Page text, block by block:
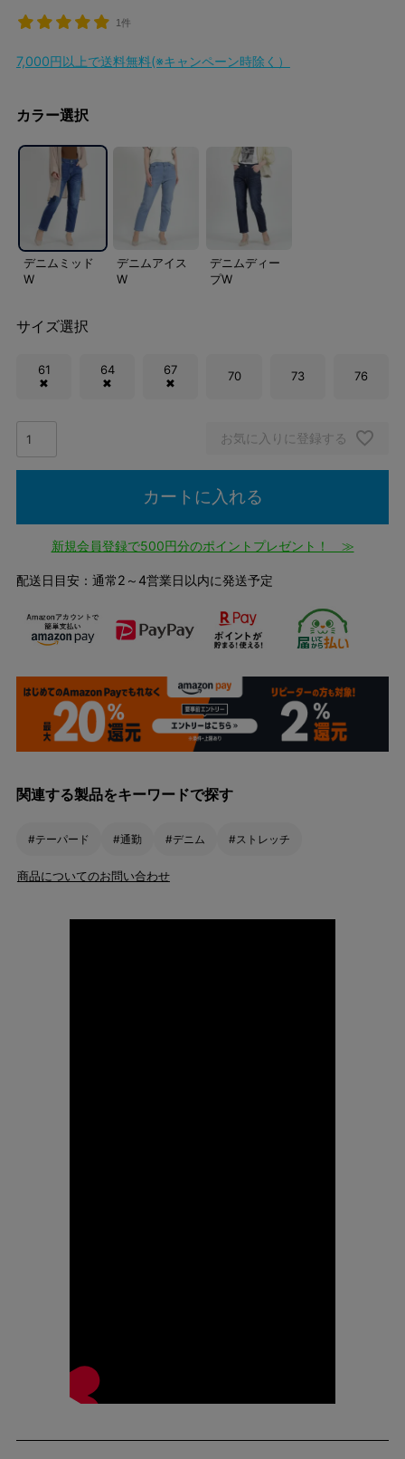
1件
7,000円以上で送料無料(※キャンペーン時除く）
カラー選択
デニムミッド
W
デニムアイス
W
デニムディー
プW
サイズ選択
61
✖
64
✖
67
✖
70 73 76
お気に入りに登録する
カートに入れる
新規会員登録で500円分のポイントプレゼント！ ≫
配送日目安：通常2～4営業日以内に発送予定
関連する製品をキーワードで探す
#テーパード #通勤 #デニム #ストレッチ
商品についてのお問い合わせ